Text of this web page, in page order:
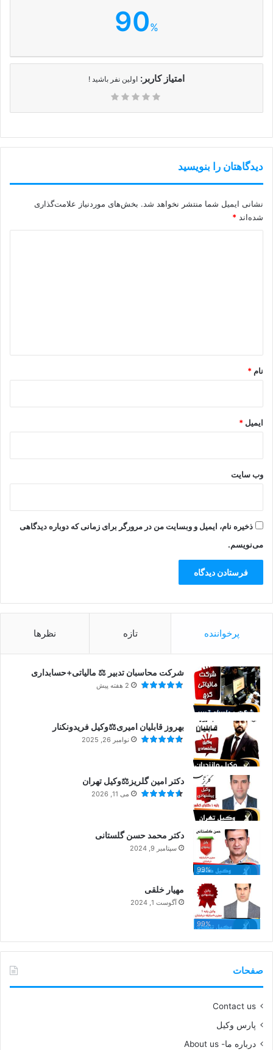
90%
امتیاز کاربر: اولین نفر باشید !
دیدگاهتان را بنویسید
نشانی ایمیل شما منتشر نخواهد شد. بخش‌های موردنیاز علامت‌گذاری
شده‌اند *
نام *
ایمیل *
وب‌ سایت
ذخیره نام، ایمیل و وبسایت من در مرورگر برای زمانی که دوباره دیدگاهی
می‌نویسم.
پرخواننده تازه نظرها
شرکت محاسبان تدبیر ⚖️ مالیاتی+حسابداری
2 هفته پیش
بهروز قابلیان امیری⚖️وکیل فریدونکنار
نوامبر 26, 2025
دکتر امین گلریز⚖️وکیل تهران
می 11, 2026
99%
دکتر محمد حسن گلستانی
سپتامبر 9, 2024
99%
مهیار خلقی
آگوست 1, 2024
صفحات
Contact us
پارس وکیل
درباره ما- About us